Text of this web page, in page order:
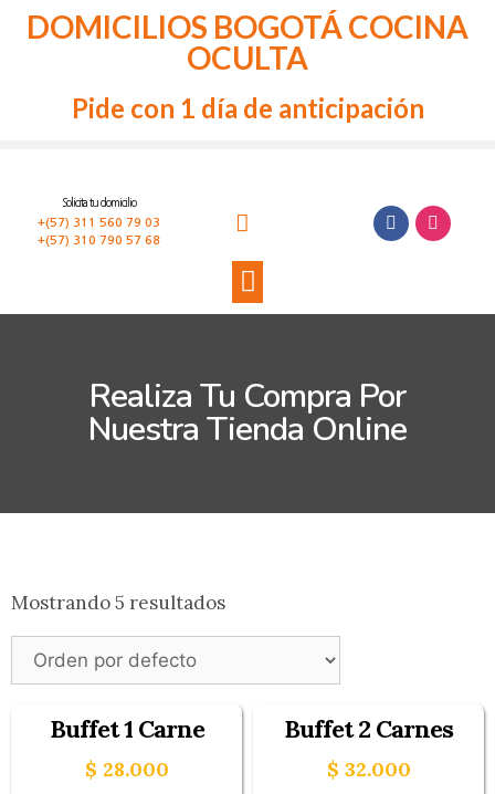
DOMICILIOS BOGOTÁ COCINA
OCULTA
Pide con 1 día de anticipación
Solicita tu domicilio
+(57) 311 560 79 03
+(57) 310 790 57 68
Realiza Tu Compra Por
Nuestra Tienda Online
Mostrando 5 resultados
Buffet 1 Carne
$ 28.000
Buffet 2 Carnes
$ 32.000